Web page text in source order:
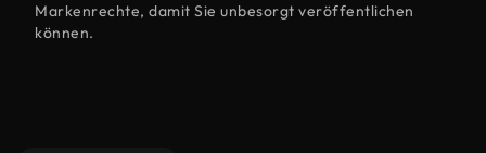
Markenrechte, damit Sie unbesorgt veröffentlichen
können.